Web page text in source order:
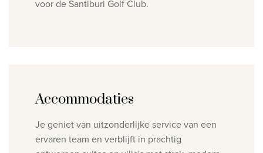
voor de Santiburi Golf Club.
Accommodaties
Je geniet van uitzonderlijke service van een
ervaren team en verblijft in prachtig